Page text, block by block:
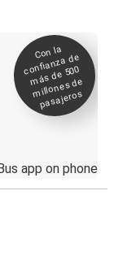
Con la
confianza de
más de 500
millones de
pasajeros